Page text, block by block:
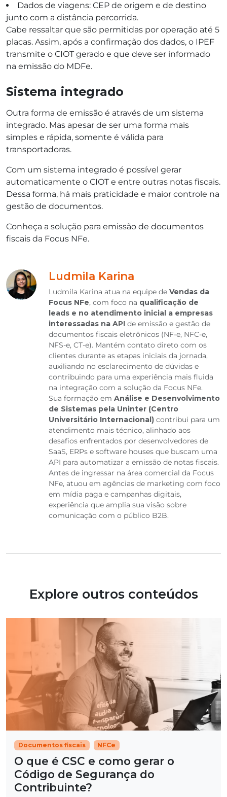
Dados de viagens: CEP de origem e de destino
junto com a distância percorrida.
Cabe ressaltar que são permitidas por operação até 5
placas. Assim, após a confirmação dos dados, o IPEF
transmite o CIOT gerado e que deve ser informado
na emissão do MDFe.
Sistema integrado
Outra forma de emissão é através de um sistema
integrado. Mas apesar de ser uma forma mais
simples e rápida, somente é válida para
transportadoras.
Com um sistema integrado é possível gerar
automaticamente o CIOT e entre outras notas fiscais.
Dessa forma, há mais praticidade e maior controle na
gestão de documentos.
Conheça a solução para emissão de documentos
fiscais da Focus NFe.
Ludmila Karina
Ludmila Karina atua na equipe de Vendas da
Focus NFe, com foco na qualificação de
leads e no atendimento inicial a empresas
interessadas na API de emissão e gestão de
documentos fiscais eletrônicos (NF-e, NFC-e,
NFS-e, CT-e). Mantém contato direto com os
clientes durante as etapas iniciais da jornada,
auxiliando no esclarecimento de dúvidas e
contribuindo para uma experiência mais fluida
na integração com a solução da Focus NFe.
Sua formação em Análise e Desenvolvimento
de Sistemas pela Uninter (Centro
Universitário Internacional) contribui para um
atendimento mais técnico, alinhado aos
desafios enfrentados por desenvolvedores de
SaaS, ERPs e software houses que buscam uma
API para automatizar a emissão de notas fiscais.
Antes de ingressar na área comercial da Focus
NFe, atuou em agências de marketing com foco
em mídia paga e campanhas digitais,
experiência que amplia sua visão sobre
comunicação com o público B2B.
Explore outros conteúdos
Documentos fiscais NFCe
O que é CSC e como gerar o
Código de Segurança do
Contribuinte?